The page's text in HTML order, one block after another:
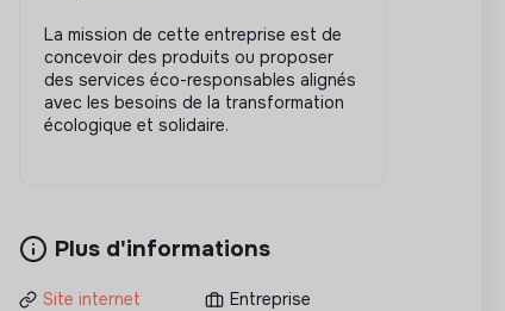
La mission de cette entreprise est de
concevoir des produits ou proposer
des services éco-responsables alignés
avec les besoins de la transformation
écologique et solidaire.
Plus d'informations
Site internet
Entreprise